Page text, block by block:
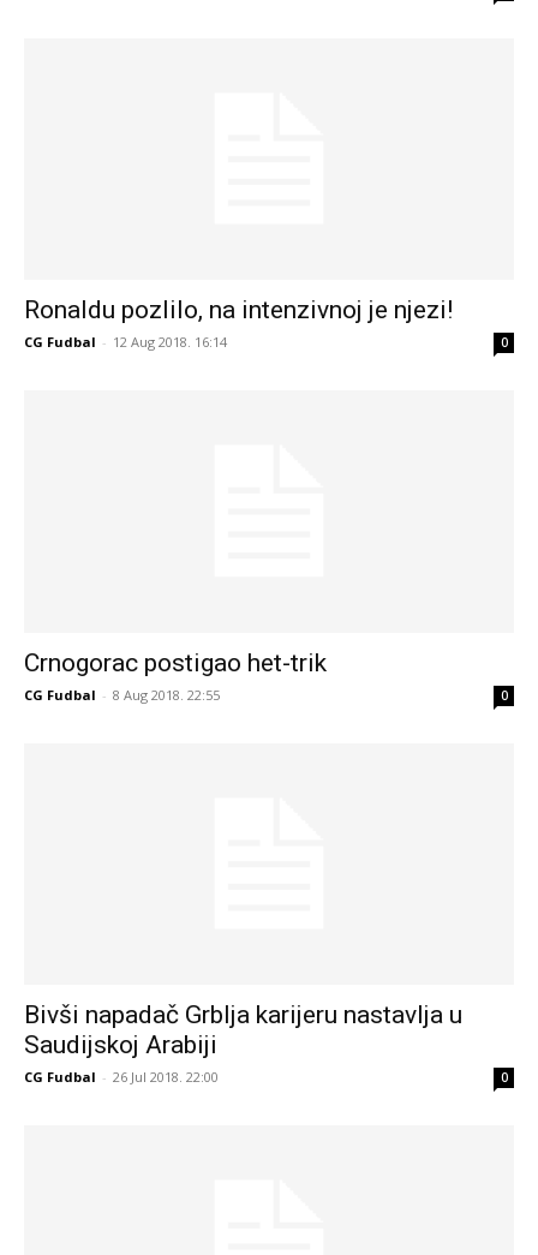
Ronaldu pozlilo, na intenzivnoj je njezi!
CG Fudbal - 12 Aug 2018. 16:14 0
Crnogorac postigao het-trik
CG Fudbal - 8 Aug 2018. 22:55 0
Bivši napadač Grblja karijeru nastavlja u
Saudijskoj Arabiji
CG Fudbal - 26 Jul 2018. 22:00 0